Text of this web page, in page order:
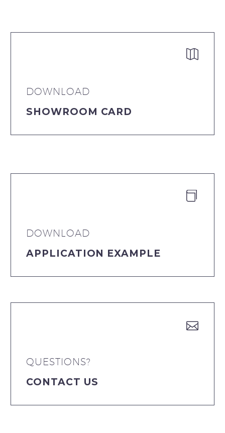


DOWNLOAD
SHOWROOM CARD


DOWNLOAD
APPLICATION EXAMPLE


QUESTIONS?
CONTACT US